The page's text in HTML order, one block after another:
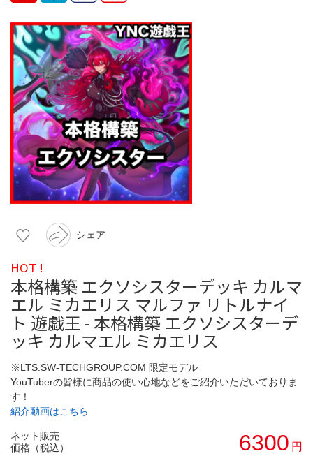
シェア
HOT !
本格構築 エクソシスターデッキ カルマ
エル ミカエリス マルファ リトルナイ
ト 遊戯王 - 本格構築 エクソシスターデ
ッキ カルマエル ミカエリス
※LTS.SW-TECHGROUP.COM 限定モデル
YouTuberの皆様に商品の使い心地などをご紹介いただいておりま
す！
紹介動画はこちら
ネット販売
価格（税込）
6300 円